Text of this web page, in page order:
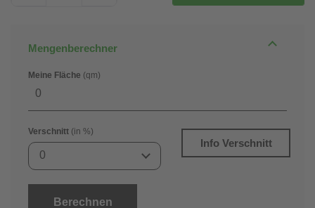
Mengenberechner
Meine Fläche (qm)
Verschnitt (in %)
0
Info Verschnitt
Berechnen